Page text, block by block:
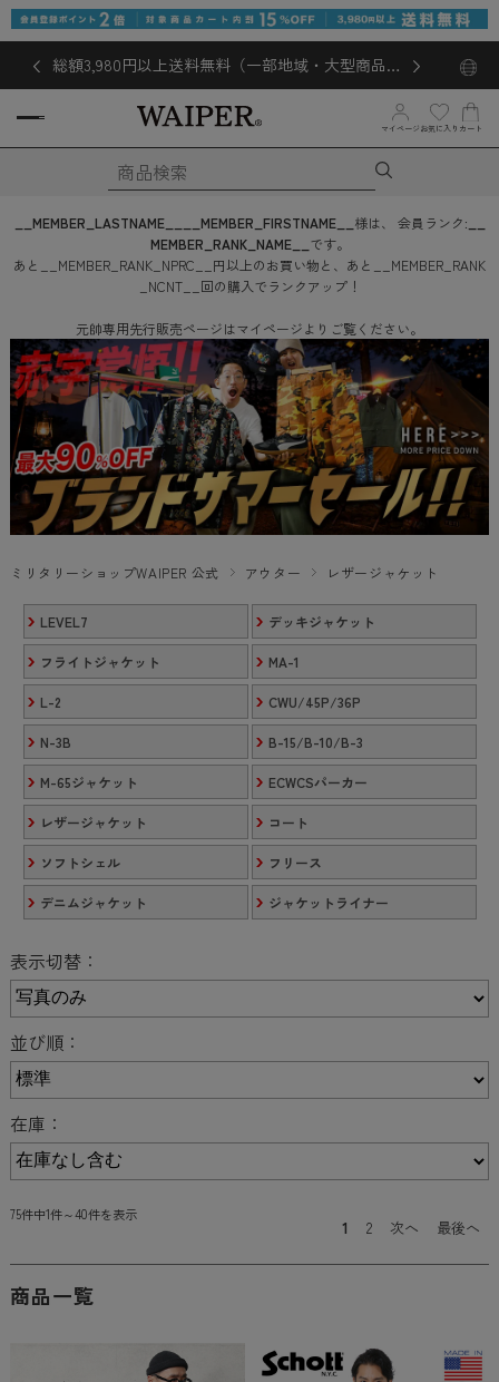
総額3,980円以上送料無料（一部地域・大型商品対
マイページ お気に入り カート
__MEMBER_LASTNAME__ __MEMBER_FIRSTNAME__ 様は、 会員ランク:
MEMBER_RANK_NAME__ です。
あと
__MEMBER_RANK_NPRC__ 円以上のお買い物と、あと
__MEMBER_RANK
_NCNT__ 回の購入でランクアップ！
元帥専用先行販売ページはマイページよりご覧ください。
ミリタリーショップWAIPER 公式 アウター レザージャケット
LEVEL7 デッキジャケット
フライトジャケット MA-1
L-2 CWU/45P/36P
N-3B B-15/B-10/B-3
M-65ジャケット ECWCSパーカー
レザージャケット コート
ソフトシェル フリース
デニムジャケット ジャケットライナー
表示切替：
並び順：
在庫：
75件中1件～40件を表示
1 2 次へ 最後へ
商品一覧